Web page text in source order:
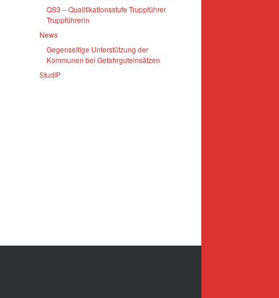
QS3 – Qualifikationsstufe Truppführer
Truppführerin
News
Gegenseitige Unterstützung der
Kommunen bei Gefahrguteinsätzen
StudIP